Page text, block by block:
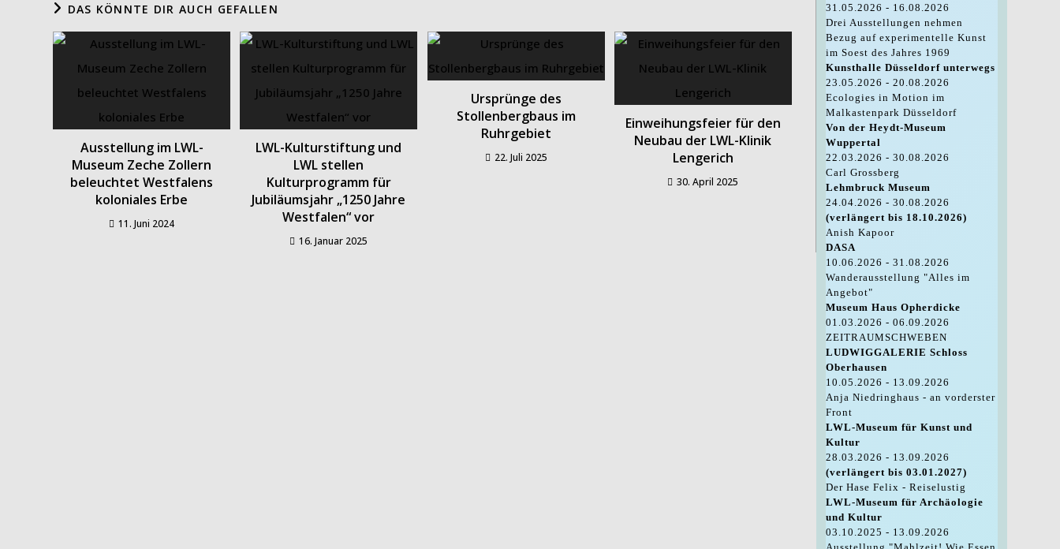
DAS KÖNNTE DIR AUCH GEFALLEN
Ausstellung im LWL-
Museum Zeche Zollern
beleuchtet Westfalens
koloniales Erbe
11. Juni 2024
LWL-Kulturstiftung und
LWL stellen
Kulturprogramm für
Jubiläumsjahr „1250 Jahre
Westfalen“ vor
16. Januar 2025
Ursprünge des
Stollenbergbaus im
Ruhrgebiet
22. Juli 2025
Einweihungsfeier für den
Neubau der LWL-Klinik
Lengerich
30. April 2025
31.05.2026 - 16.08.2026
Drei Ausstellungen nehmen
Bezug auf experimentelle Kunst
im Soest des Jahres 1969
Kunsthalle Düsseldorf unterwegs
23.05.2026 - 20.08.2026
Ecologies in Motion im
Malkastenpark Düsseldorf
Von der Heydt-Museum
Wuppertal
22.03.2026 - 30.08.2026
Carl Grossberg
Lehmbruck Museum
24.04.2026 - 30.08.2026
(verlängert bis 18.10.2026)
Anish Kapoor
DASA
10.06.2026 - 31.08.2026
Wanderausstellung "Alles im
Angebot"
Museum Haus Opherdicke
01.03.2026 - 06.09.2026
ZEITRAUMSCHWEBEN
LUDWIGGALERIE Schloss
Oberhausen
10.05.2026 - 13.09.2026
Anja Niedringhaus - an vorderster
Front
LWL-Museum für Kunst und
Kultur
28.03.2026 - 13.09.2026
(verlängert bis 03.01.2027)
Der Hase Felix - Reiselustig
LWL-Museum für Archäologie
und Kultur
03.10.2025 - 13.09.2026